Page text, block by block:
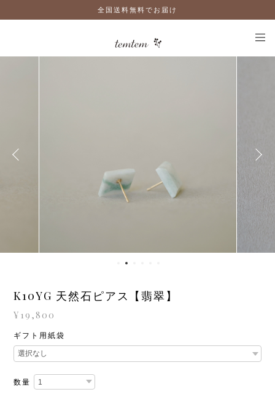
全国送料無料でお届け
K10YG 天然石ピアス【翡翠】
¥19,800
ギフト用紙袋
数量